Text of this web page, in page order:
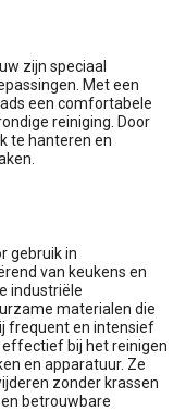
zijn speciaal
Met een
een comfortabele
reiniging. Door
te hanteren en
gebruik in
van keukens en
industriële
materialen die
frequent en intensief
effectief bij het reinigen
en apparatuur. Ze
zonder krassen
betrouwbare